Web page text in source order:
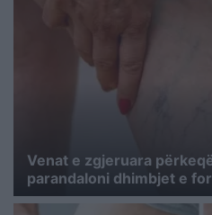
Venat e zgjeruara
parandaloni dhimbjet e